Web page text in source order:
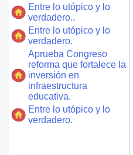
Entre lo utópico y lo
verdadero..
Entre lo utópico y lo
verdadero.
Aprueba Congreso
reforma que fortalece la
inversión en
infraestructura
educativa.
Entre lo utópico y lo
verdadero.